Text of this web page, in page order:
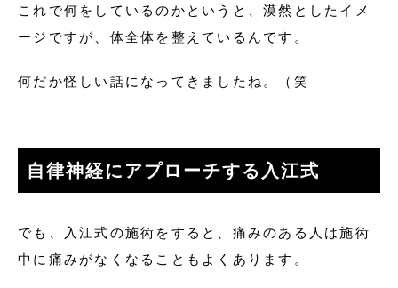
これで何をしているのかというと、漠然としたイメ
ージですが、体全体を整えているんです。
何だか怪しい話になってきましたね。（笑
自律神経にアプローチする入江式
でも、入江式の施術をすると、痛みのある人は施術
中に痛みがなくなることもよくあります。